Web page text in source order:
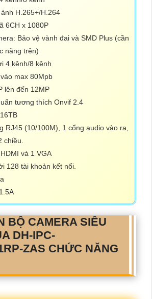
H.265+/H.264
6CH x 1080P
Bảo vệ vành đai và SMD Plus (cần
năng trên)
4 kênh/8 kênh
max 80Mpb
lên đến 12MP
tương thích Onvif 2.4
RJ45 (10/100M), 1 cổng audio vào ra,
chiều.
và 1 VGA
128 tài khoản kết nối.
BỘ CAMERA SIÊU
DH-IPC-
ZAS CHỨC NĂNG